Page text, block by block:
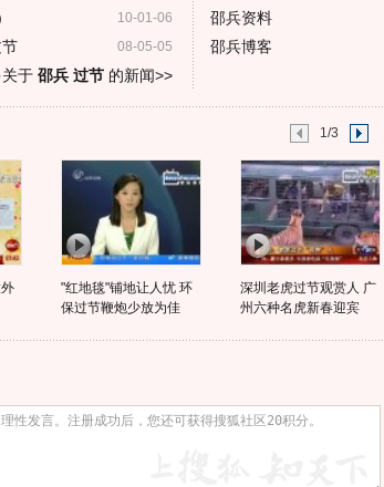
10-01-06
08-05-05
于 邵兵 过节的新闻>>
邵兵资料
邵兵博客
1/3
"红地毯"铺地让人忧 环
保过节鞭炮少放为佳
深圳老虎过节观赏人 广
州六种名虎新春迎宾